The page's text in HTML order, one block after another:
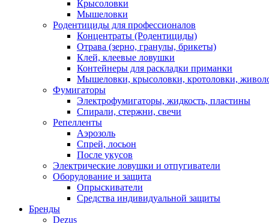
Крысоловки
Мышеловки
Родентициды для профессионалов
Концентраты (Родентициды)
Отрава (зерно, гранулы, брикеты)
Клей, клеевые ловушки
Контейнеры для раскладки приманки
Мышеловки, крысоловки, кротоловки,
Фумигаторы
Электрофумигаторы, жидкость, пластины
Спирали, стержни, свечи
Репелленты
Аэрозоль
Спрей, лосьон
После укусов
Электрические ловушки и отпугиватели
Оборудование и защита
Опрыскиватели
Средства индивидуальной защиты
Бренды
Dezus